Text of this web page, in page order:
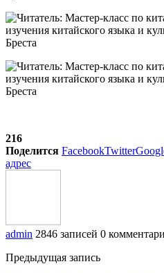
216
Поделится FacebookTwitter
адрес
admin 2846 записей 0
Предыдущая запись